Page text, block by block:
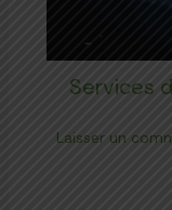
Services
Laisser un